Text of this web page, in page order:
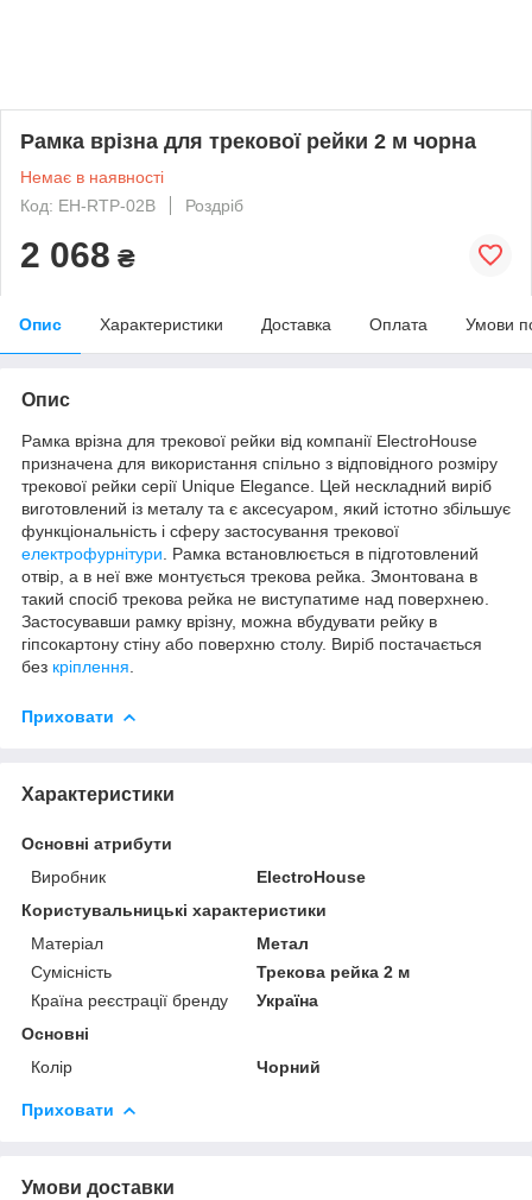
Рамка врізна для трекової рейки 2 м чорна
Немає в наявності
Код: EH-RTP-02B
Роздріб
2 068 ₴
Опис Характеристики Доставка Оплата Умови
Опис
Рамка врізна для трекової рейки від компанії ElectroHouse
призначена для використання спільно з відповідного розміру
трекової рейки серії Unique Elegance. Цей нескладний виріб
виготовлений із металу та є аксесуаром, який істотно збільшує
функціональність і сферу застосування трекової
електрофурнітури . Рамка встановлюється в підготовлений
отвір, а в неї вже монтується трекова рейка. Змонтована в
такий спосіб трекова рейка не виступатиме над поверхнею.
Застосувавши рамку врізну, можна вбудувати рейку в
гіпсокартону стіну або поверхню столу. Виріб постачається
без кріплення
Приховати
Характеристики
Основні атрибути
Виробник
ElectroHouse
Користувальницькі характеристики
Матеріал
Метал
Сумісність
Трекова рейка 2 м
Країна реєстрації бренду
Україна
Основні
Колір
Чорний
Приховати
Умови доставки